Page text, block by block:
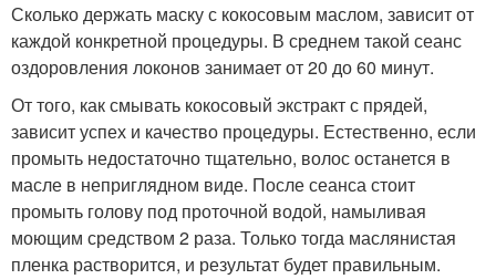
Сколько держать маску с кокосовым маслом, зависит от
каждой конкретной процедуры. В среднем такой сеанс
оздоровления локонов занимает от 20 до 60 минут.
От того, как смывать кокосовый экстракт с прядей,
зависит успех и качество процедуры. Естественно, если
промыть недостаточно тщательно, волос останется в
масле в неприглядном виде. После сеанса стоит
промыть голову под проточной водой, намыливая
моющим средством 2 раза. Только тогда маслянистая
пленка растворится, и результат будет правильным.